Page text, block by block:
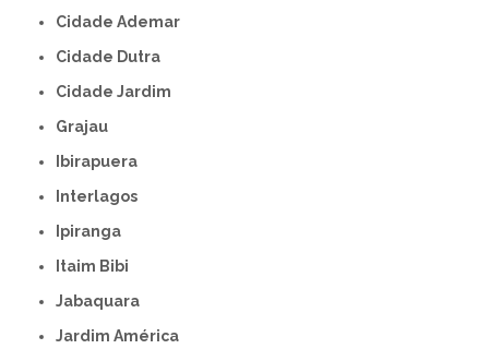
Cidade Ademar
Cidade Dutra
Cidade Jardim
Grajau
Ibirapuera
Interlagos
Ipiranga
Itaim Bibi
Jabaquara
Jardim América